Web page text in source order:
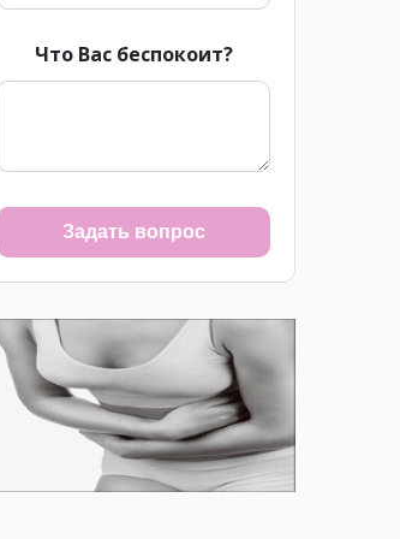
Что Вас беспокоит?
Задать вопрос